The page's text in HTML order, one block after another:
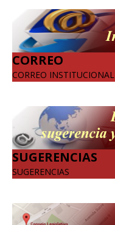
CORREO
CORREO INSTITUCIONAL
SUGERENCIAS
SUGERENCIAS